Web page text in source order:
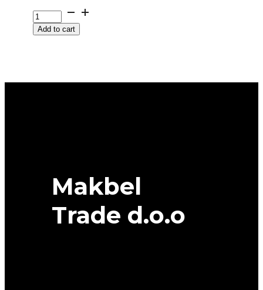
225/60
R
17Add to cart
Makbel
Trade d.o.o